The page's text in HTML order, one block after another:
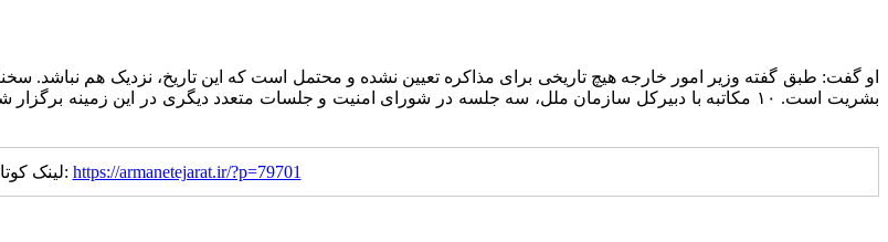
او گفت: طبق گفته وزیر امور خارجه هیچ تاریخی برای مذاکره تعیین نشده و محتمل است که این تاریخ، نزدیک هم نباشد.
بشریت است. ۱۰ مکاتبه با دبیرکل سازمان ملل، سه جلسه در شورای امنیت و جلسات متعدد دیگری در این
لینک کوتاه: https://armanetejarat.ir/?p=79701